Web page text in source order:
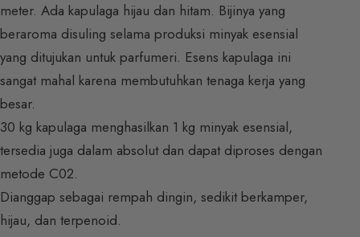
meter. Ada kapulaga hijau dan hitam. Bijinya yang
beraroma disuling selama produksi minyak esensial
yang ditujukan untuk parfumeri. Esens kapulaga ini
sangat mahal karena membutuhkan tenaga kerja yang
besar.
30 kg kapulaga menghasilkan 1 kg minyak esensial,
tersedia juga dalam absolut dan dapat diproses dengan
metode C02.
Dianggap sebagai rempah dingin, sedikit berkamper,
hijau, dan terpenoid.